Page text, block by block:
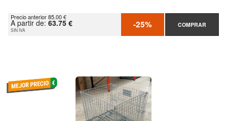
Precio anterior 85.00 €
A partir de: 63.75 €
SIN IVA -25% COMPRAR